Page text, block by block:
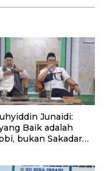
Junaidi:
Baik adalah
bukan Sakadar